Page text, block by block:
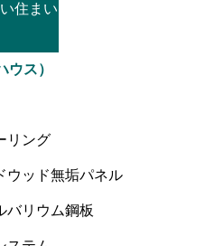
住まい
ス）
リング
ッド無垢パネル
リウム鋼板